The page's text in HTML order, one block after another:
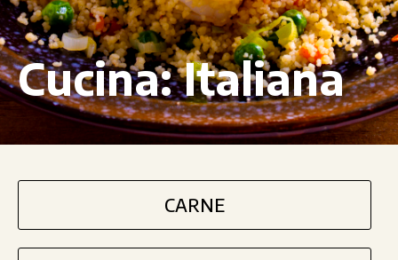
Cucina:Italiana
CARNE